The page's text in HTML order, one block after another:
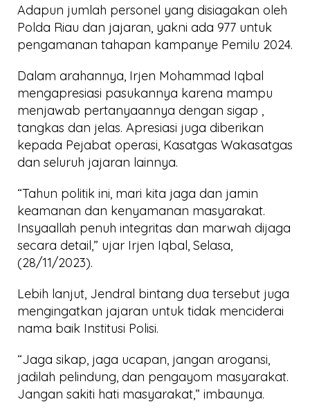
Adapun jumlah personel yang disiagakan oleh
Polda Riau dan jajaran, yakni ada 977 untuk
pengamanan tahapan kampanye Pemilu 2024.
Dalam arahannya, Irjen Mohammad Iqbal
mengapresiasi pasukannya karena mampu
menjawab pertanyaannya dengan sigap ,
tangkas dan jelas. Apresiasi juga diberikan
kepada Pejabat operasi, Kasatgas Wakasatgas
dan seluruh jajaran lainnya.
“Tahun politik ini, mari kita jaga dan jamin
keamanan dan kenyamanan masyarakat.
Insyaallah penuh integritas dan marwah dijaga
secara detail,” ujar Irjen Iqbal, Selasa,
(28/11/2023).
Lebih lanjut, Jendral bintang dua tersebut juga
mengingatkan jajaran untuk tidak menciderai
nama baik Institusi Polisi.
“Jaga sikap, jaga ucapan, jangan arogansi,
jadilah pelindung, dan pengayom masyarakat.
Jangan sakiti hati masyarakat,” imbaunya.